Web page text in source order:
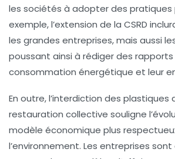
les sociétés à adopter des pratiques
exemple, l’extension de la CSRD
les grandes entreprises, mais aussi les
poussant ainsi à rédiger des rapports
consommation énergétique et leur
En outre, l’interdiction des plastiques
restauration collective souligne
modèle économique plus
l’environnement. Les entreprises